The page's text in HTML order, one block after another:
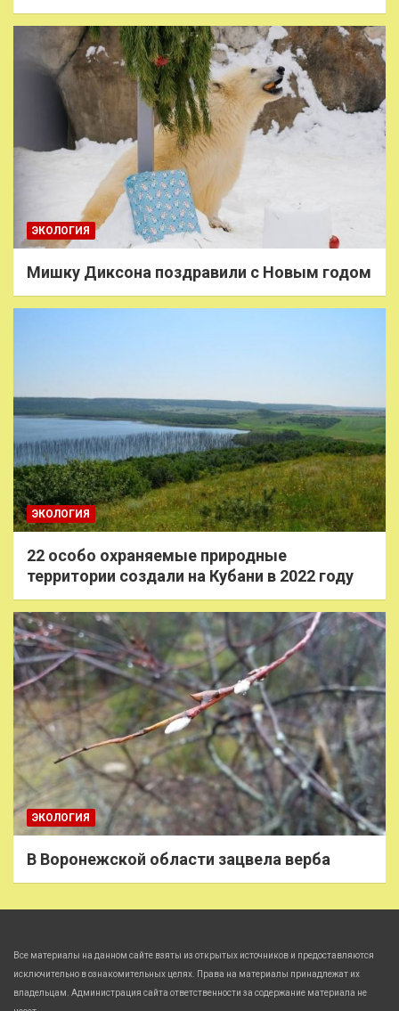
ЭКОЛОГИЯ
Мишку Диксона поздравили с Новым годом
ЭКОЛОГИЯ
22 особо охраняемые природные
территории создали на Кубани в 2022 году
ЭКОЛОГИЯ
В Воронежской области зацвела верба
Все материалы на данном сайте взяты из открытых источников и предоставляются
исключительно в ознакомительных целях. Права на материалы принадлежат их
владельцам. Администрация сайта ответственности за содержание материала не